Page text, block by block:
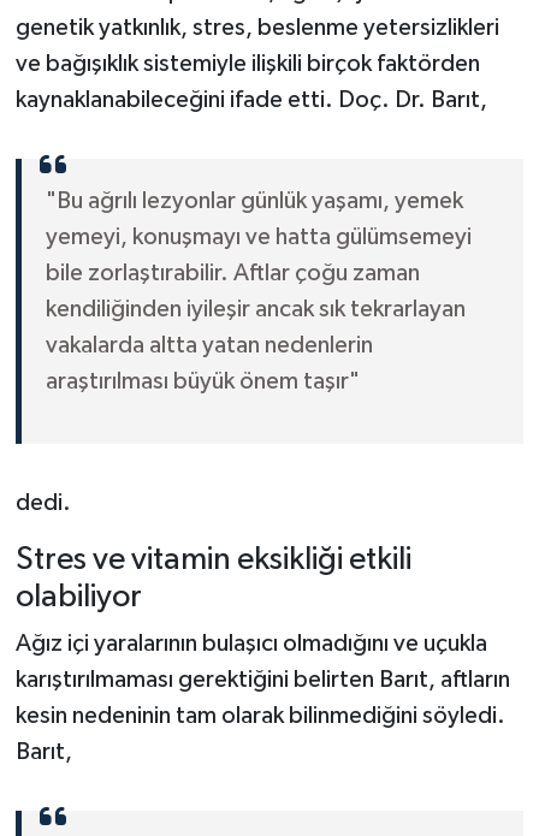
genetik yatkınlık, stres, beslenme yetersizlikleri
ve bağışıklık sistemiyle ilişkili birçok faktörden
kaynaklanabileceğini ifade etti. Doç. Dr. Barıt,
"Bu ağrılı lezyonlar günlük yaşamı, yemek
yemeyi, konuşmayı ve hatta gülümsemeyi
bile zorlaştırabilir. Aftlar çoğu zaman
kendiliğinden iyileşir ancak sık tekrarlayan
vakalarda altta yatan nedenlerin
araştırılması büyük önem taşır"
dedi.
Stres ve vitamin eksikliği etkili
olabiliyor
Ağız içi yaralarının bulaşıcı olmadığını ve uçukla
karıştırılmaması gerektiğini belirten Barıt, aftların
kesin nedeninin tam olarak bilinmediğini söyledi.
Barıt,